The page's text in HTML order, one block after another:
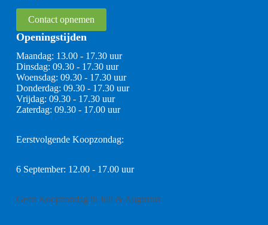
Contact opnemen
Openingstijden
Maandag: 13.00 - 17.30 uur
Dinsdag: 09.30 - 17.30 uur
Woensdag: 09.30 - 17.30 uur
Donderdag: 09.30 - 17.30 uur
Vrijdag: 09.30 - 17.30 uur
Zaterdag: 09.30 - 17.00 uur
Eerstvolgende Koopzondag:
6 September: 12.00 - 17.00 uur
Geen Koopzondag in Juli & Augustus